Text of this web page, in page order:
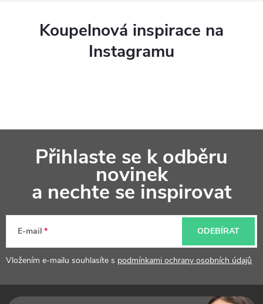
Koupelnová inspirace na
Instagramu
a
Přihlaste se k odběru
novinek
a nechte se inspirovat
E-mail
Vložením e-mailu souhlasíte s podmínkami ochrany osobních údajů
ODEBÍRAT